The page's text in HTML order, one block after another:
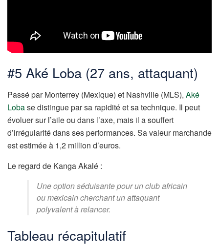
#5 Aké Loba (27 ans, attaquant)
Passé par Monterrey (Mexique) et Nashville (MLS), Aké
Lobase distingue par sa rapidité et sa technique. Il peut
évoluer sur l’aile ou dans l’axe, mais il a souffert
d’irrégularité dans ses performances. Sa valeur marchande
est estimée à 1,2 million d’euros.
Le regard de Kanga Akalé :
Une option séduisante pour un club africain
ou mexicain cherchant un attaquant
polyvalent à relancer.
Tableau récapitulatif